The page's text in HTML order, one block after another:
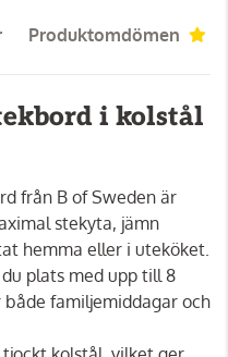
Produktomdömen
i kolstål
från B of Sweden är
stekyta, jämn
hemma eller i uteköket.
plats med upp till 8
familjemiddagar och